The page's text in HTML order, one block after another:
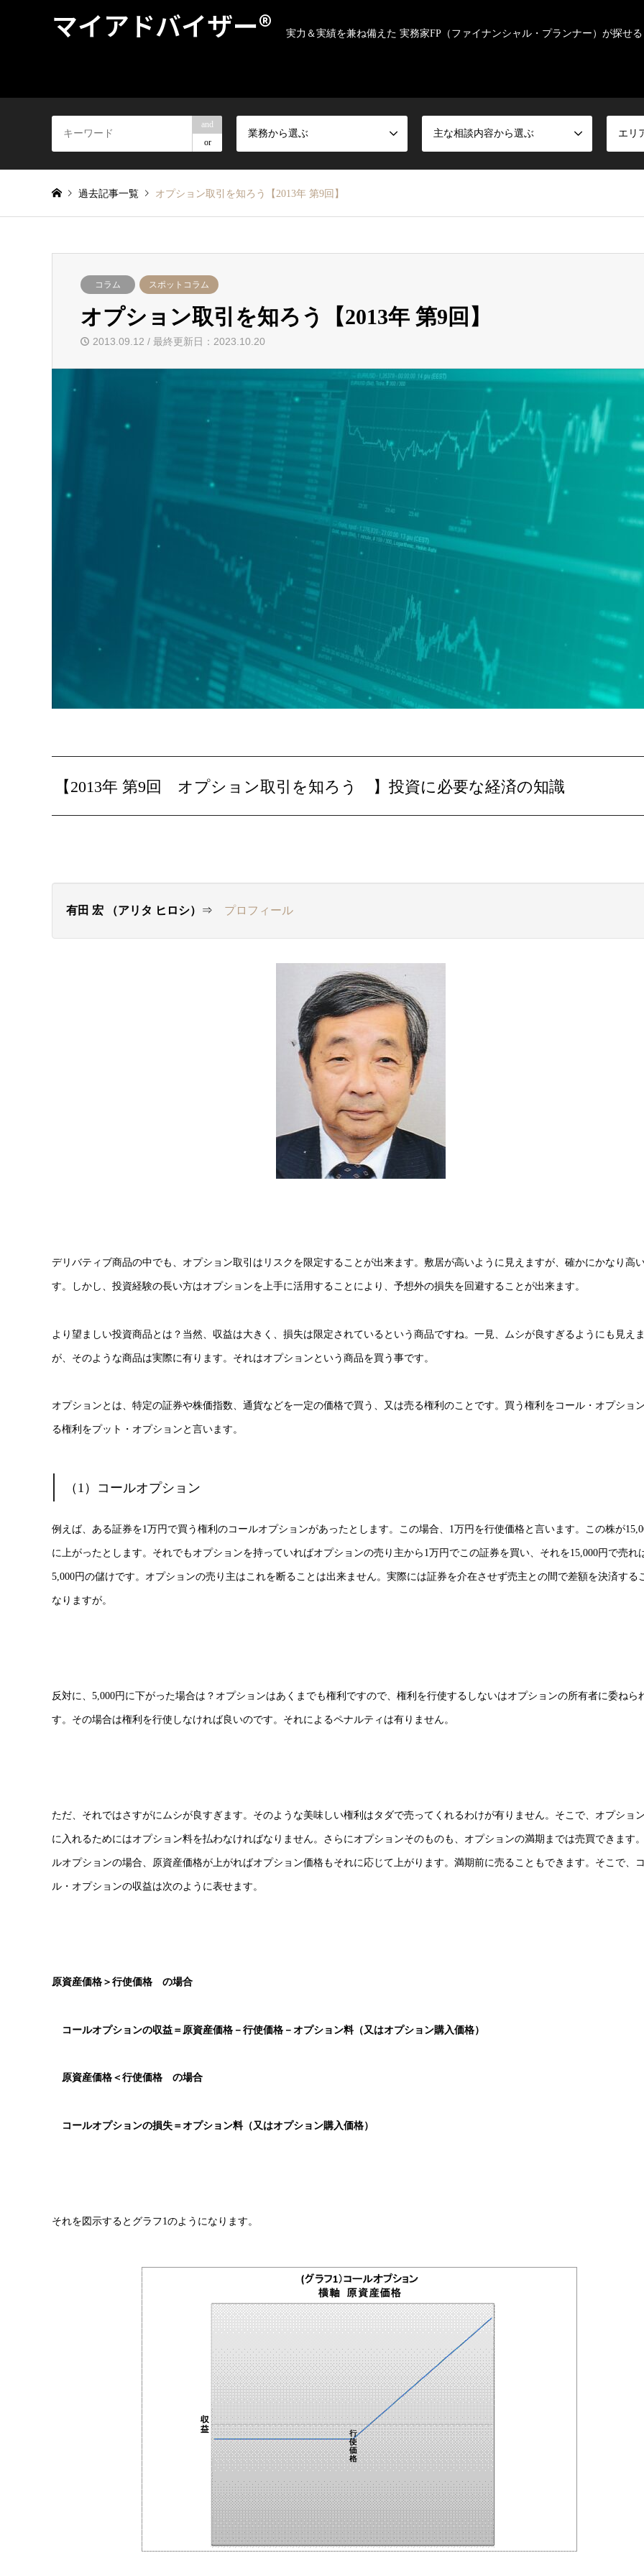
マイアドバイザー® 実力＆実績を兼ね備えた 実務家FP（ファイナンシャル・プランナー）が探せ
and
or
業務から選ぶ 主な相談内容から選ぶ エリ
過去記事一覧 オプション取引を知ろう【2013年 第9回】
コラム スポットコラム
オプション取引を知ろう【2013年 第9回】
2013.09.12 / 最終更新日：2023.10.20
【2013年 第9回 オプション取引を知ろう 】投資に必要な経済の知識
有田 宏 （アリタ ヒロシ） ⇒ プロフィール
デリバティブ商品の中でも、オプション取引はリスクを限定することが出来ます。敷居が高いように見えますが、確かにかなり高
す。しかし、投資経験の長い方はオプションを上手に活用することにより、予想外の損失を回避することが出来ます。
より望ましい投資商品とは？当然、収益は大きく、損失は限定されているという商品ですね。一見、ムシが良すぎるようにも見え
が、そのような商品は実際に有ります。それはオプションという商品を買う事です。
オプションとは、特定の証券や株価指数、通貨などを一定の価格で買う、又は売る権利のことです。買う権利をコール・オプショ
る権利をプット・オプションと言います。
（1）コールオプション
例えば、ある証券を1万円で買う権利のコールオプションがあったとします。この場合、1万円を行使価格と言います。この株が
に上がったとします。それでもオプションを持っていればオプションの売り主から1万円でこの証券を買い、それを15,000円で売れ
5,000円の儲けです。オプションの売り主はこれを断ることは出来ません。実際には証券を介在させず売主との間で差額を決済する
なりますが。
反対に、5,000円に下がった場合は？オプションはあくまでも権利ですので、権利を行使するしないはオプションの所有者に委ねら
す。その場合は権利を行使しなければ良いのです。それによるペナルティは有りません。
ただ、それではさすがにムシが良すぎます。そのような美味しい権利はタダで売ってくれるわけが有りません。そこで、オプショ
に入れるためにはオプション料を払わなければなりません。さらにオプションそのものも、オプションの満期までは売買できます
ルオプションの場合、原資産価格が上がればオプション価格もそれに応じて上がります。満期前に売ることもできます。そこで、
ル・オプションの収益は次のように表せます。
原資産価格＞行使価格 の場合
コールオプションの収益＝原資産価格－行使価格－オプション料（又はオプション購入価格）
原資産価格＜行使価格 の場合
コールオプションの損失＝オプション料（又はオプション購入価格）
それを図示するとグラフ1のようになります。